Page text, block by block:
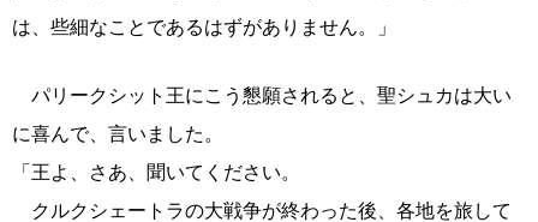
は、些細なことであるはずがありません。」
パリークシット王にこう懇願されると、聖シュカは大い
に喜んで、言いました。
「王よ、さあ、聞いてください。
クルクシェートラの大戦争が終わった後、各地を旅して